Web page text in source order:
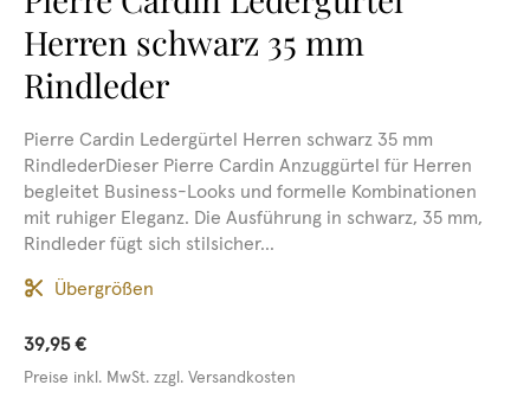
Herren schwarz 35 mm
Rindleder
Pierre Cardin Ledergürtel Herren schwarz 35 mm
RindlederDieser Pierre Cardin Anzuggürtel für Herren
begleitet Business-Looks und formelle Kombinationen
mit ruhiger Eleganz. Die Ausführung in schwarz, 35 mm,
Rindleder fügt sich stilsicher...
Übergrößen
39,95 €
Preise inkl. MwSt. zzgl. Versandkosten